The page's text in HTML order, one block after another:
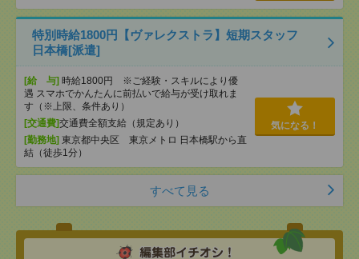
特別時給1800円【ヴァレクストラ】短期スタッフ
日本橋[派遣]
[給 与] 時給1800円 ※ご経験・スキルにより優
遇 スマホでかんたんに前払いで給与が受け取れま
す（※上限、条件あり）
[交通費]交通費全額支給（規定あり）
[勤務地] 東京都中央区 東京メトロ 日本橋駅から直
結（徒歩1分）
気になる！
すべて見る